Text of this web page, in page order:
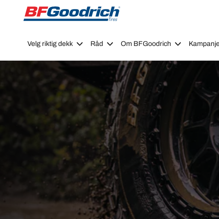
Go to page content Go to page navigation
Velg riktig dekk Råd Om BFGoodrich